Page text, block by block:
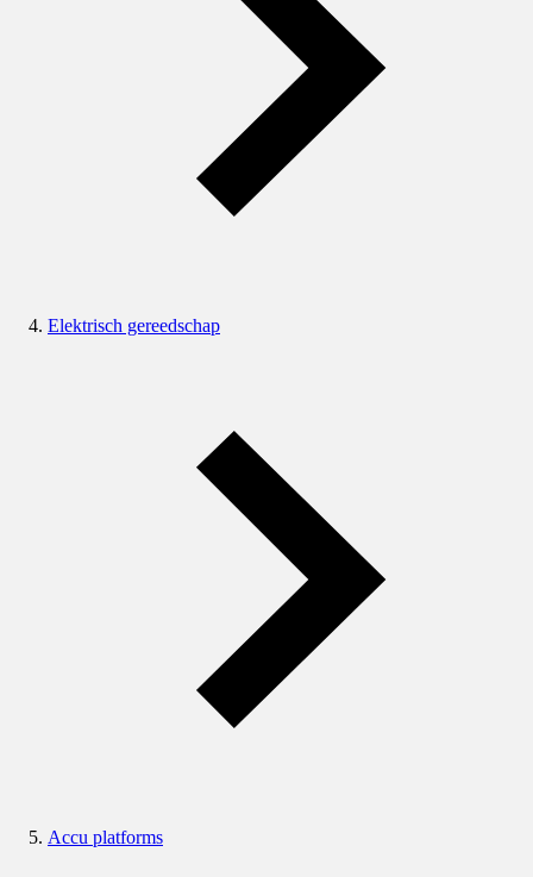
Elektrisch gereedschap
Accu platforms